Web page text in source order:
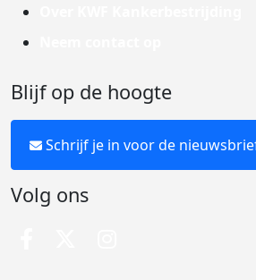
Blijf op de hoogte
Schrijf je in voor de
Volg ons